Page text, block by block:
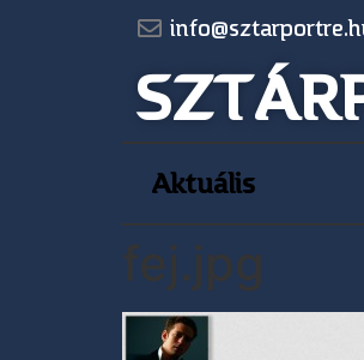
Aktuális
fej.jpg